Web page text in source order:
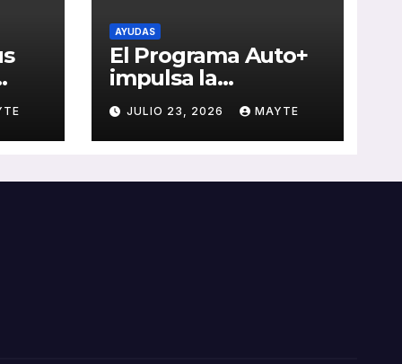
AYUDAS
El Programa Auto+
impulsa la
renovación de flotas
con ayudas a
vehículos eléctricos
JULIO 23, 2026 MAYTE